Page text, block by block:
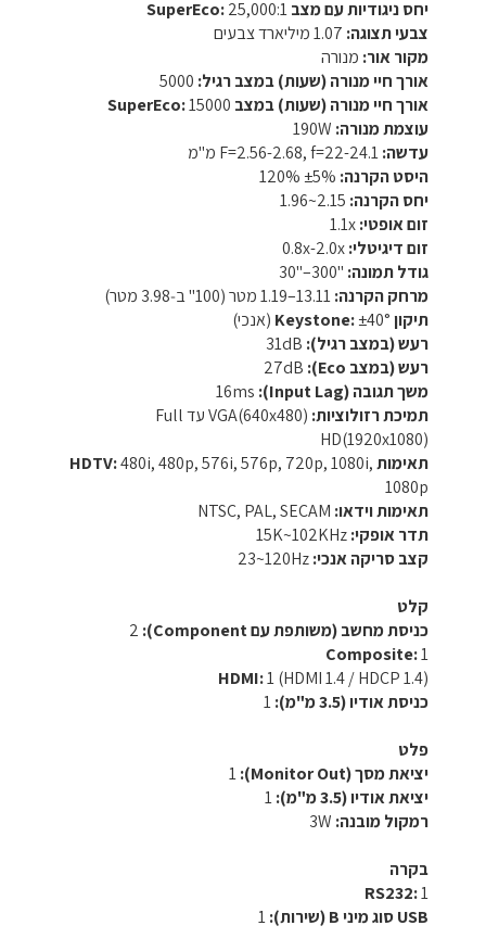
יחס ניגודיות עם מצב SuperEco:‎25,000:1‎
צבעי תצוגה:
מקור אור: מנורה‎
אורך חיי מנורה (שעות) במצב רגיל:
אורך חיי מנורה (שעות) במצב SuperEco: ‎15000‎
עוצמת מנורה:
עדשה:
היסט הקרנה:
יחס הקרנה:
זום אופטי:
זום דיגיטלי:
גודל תמונה:
מרחק הקרנה:
תיקון Keystone:‎±40°‎ (אנכי)‎
רעש (במצב רגיל):
רעש (במצב Eco):
משך תגובה (Input Lag):
תמיכת רזולוציות:
‎VGA(640x480)‎ עד ‎Full
HD(1920x1080)‎
תאימות HDTV:‎480i, 480p, 576i, 576p, 720p, 1080i,
1080p‎
תאימות וידאו:
תדר אופקי:
קצב סריקה אנכי:
קלט
כניסת מחשב (משותפת עם Component):
Composite:‎1‎
HDMI:‎1‎ (‎HDMI 1.4 / HDCP 1.4‎)‎
כניסת אודיו (3.5 מ"מ):
פלט
יציאת מסך (Monitor Out):
יציאת אודיו (3.5 מ"מ):
רמקול מובנה:
בקרה
RS232:‎1‎
USB סוג מיני B (שירות):